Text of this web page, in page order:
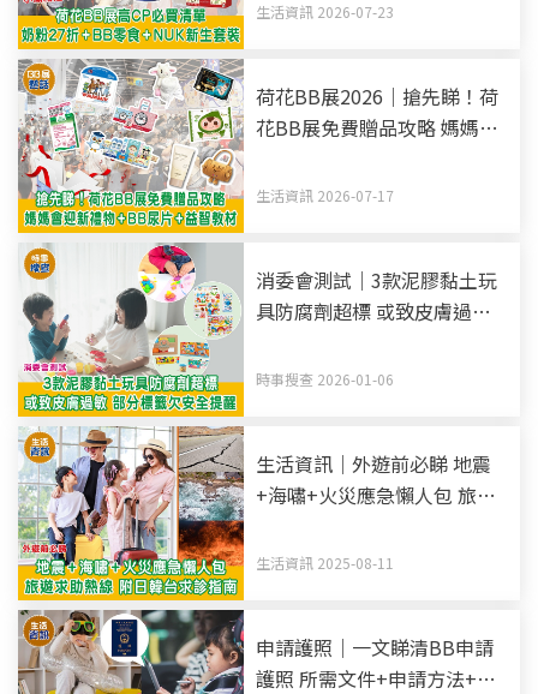
生活資訊 2026-07-23
荷花BB展2026｜搶先睇！荷
花BB展免費贈品攻略 媽媽會
生活資訊 2026-07-17
消委會測試｜3款泥膠黏土玩
具防腐劑超標 或致皮膚過敏
時事搜查 2026-01-06
生活資訊｜外遊前必睇 地震
+海嘯+火災應急懶人包 旅遊
生活資訊 2025-08-11
申請護照｜一文睇清BB申請
護照 所需文件+申請方法+照